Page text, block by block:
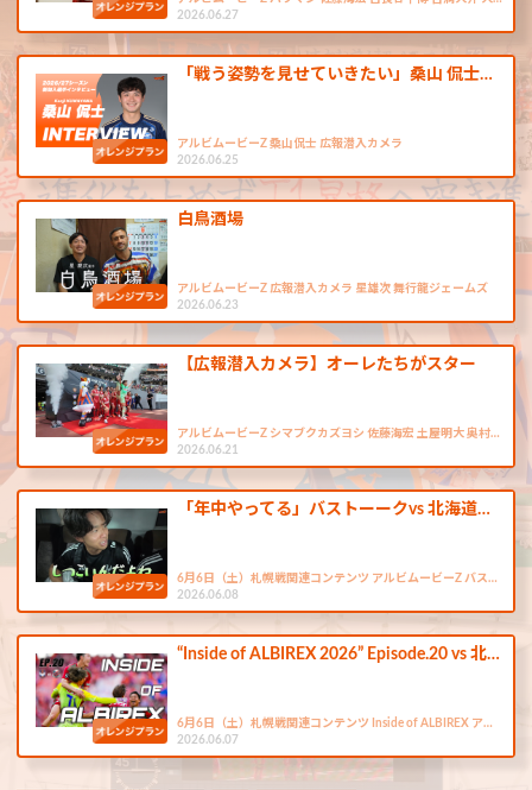
2026.06.27
「戦う姿勢を見せていきたい」桑山 侃士…
アルビムービーZ 桑山侃士 広報潜入カメラ
2026.06.25
白鳥酒場
アルビムービーZ 広報潜入カメラ 星雄次 舞行龍ジェームズ
2026.06.23
【広報潜入カメラ】オーレたちがスター
アルビムービーZ シマブクカズヨシ 佐藤海宏 土屋明大 奥村…
2026.06.21
「年中やってる」バストーークvs 北海道…
6月6日（土）札幌戦関連コンテンツ アルビムービーZ バス…
2026.06.08
“Inside of ALBIREX 2026” Episode.20 vs 北…
6月6日（土）札幌戦関連コンテンツ Inside of ALBIREX ア…
2026.06.07